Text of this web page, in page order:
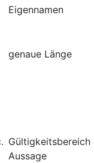
Eigennamen
genaue Länge
Gültigkeitsbereich
Aussage